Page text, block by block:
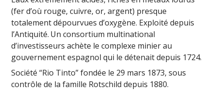
(fer d’où rouge, cuivre, or, argent) presque
totalement dépourvues d’oxygène. Exploité depuis
l’Antiquité. Un consortium multinational
d’investisseurs achète le complexe minier au
gouvernement espagnol qui le détenait depuis 1724.
Société “Rio Tinto” fondée le 29 mars 1873, sous
contrôle de la famille Rotschild depuis 1880.